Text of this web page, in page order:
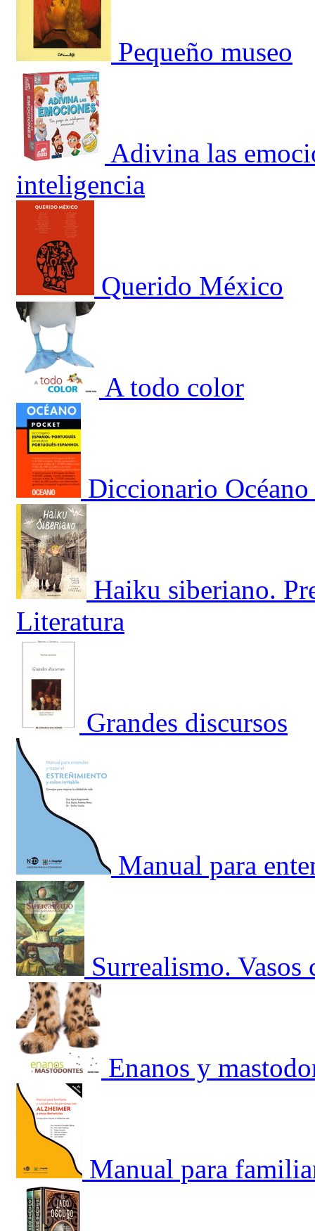
Pequeño museo
Adivina las
inteligencia
Querido México
A todo color
Diccionario
Haiku siberiano.
Literatura
Grandes discursos
Manual para
Surrealismo. Vasos
Enanos y
Manual para